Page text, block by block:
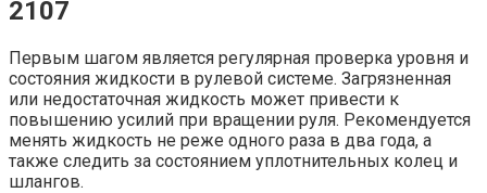
2107
Первым шагом является регулярная проверка уровня и
состояния жидкости в рулевой системе. Загрязненная
или недостаточная жидкость может привести к
повышению усилий при вращении руля. Рекомендуется
менять жидкость не реже одного раза в два года, а
также следить за состоянием уплотнительных колец и
шлангов.